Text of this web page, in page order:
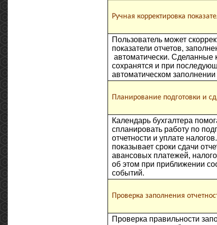
Ручная корректировка
Пользователь может
показатели отчетов,
автоматически. Сделанные
сохранятся и при
автоматическом заполнении
Планирование подготовки и
Календарь бухгалтера
спланировать работу по
отчетности и уплате
показывает сроки сдачи
авансовых платежей,
об этом при приближении
событий.
Проверка заполнения
Проверка правильности